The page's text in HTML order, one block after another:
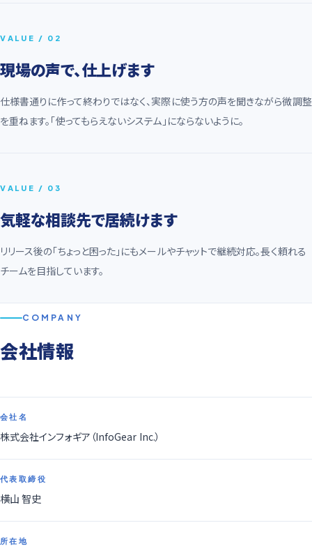
VALUE / 02
現場の声で、仕上げます
仕様書通りに作って終わりではなく、実際に使う方の声を聞きながら微調整
を重ねます。「使ってもらえないシステム」にならないように。
VALUE / 03
気軽な相談先で居続けます
リリース後の「ちょっと困った」にもメールやチャットで継続対応。長く頼れる
チームを目指しています。
COMPANY
会社情報
会社名
株式会社インフォギア（InfoGear Inc.）
代表取締役
横山 智史
所在地